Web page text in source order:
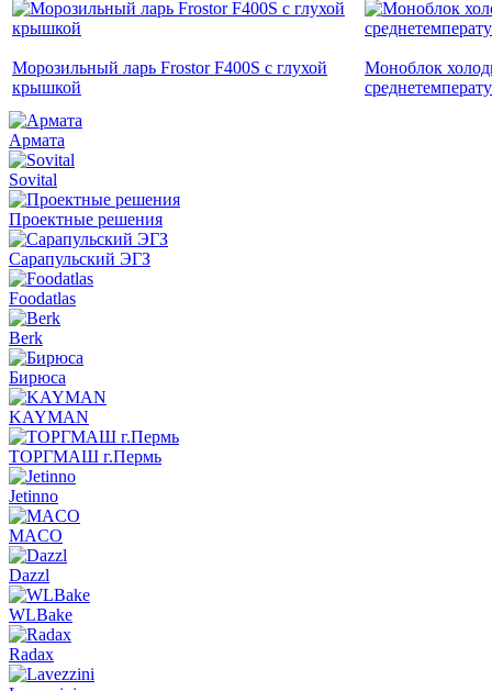
Морозильный ларь Frostor F400S с глухой
крышкой
Моноблок
Армата
Sovital
Проектные решения
Сарапульский ЭГЗ
Foodatlas
Berk
Бирюса
KAYMAN
ТОРГМАШ г.Пермь
Jetinno
MACO
Dazzl
WLBake
Radax